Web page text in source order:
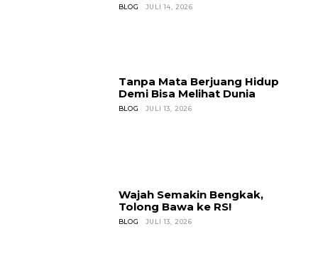
BLOG JULI 14, 2026
Tanpa Mata Berjuang Hidup
Demi Bisa Melihat Dunia
BLOG JULI 13, 2026
Wajah Semakin Bengkak,
Tolong Bawa ke RS!
BLOG JULI 13, 2026